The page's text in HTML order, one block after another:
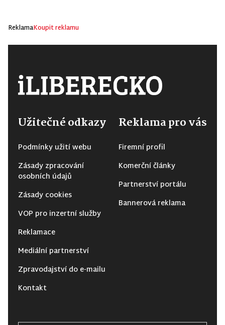
ReklamaKoupit reklamu
Užitečné odkazy
Podmínky užití webu
Zásady zpracování
osobních údajů
Zásady cookies
VOP pro inzertní služby
Reklamace
Mediální partnerství
Zpravodajství do e-mailu
Kontakt
Reklama pro vás
Firemní profil
Komerční články
Partnerství portálu
Bannerová reklama